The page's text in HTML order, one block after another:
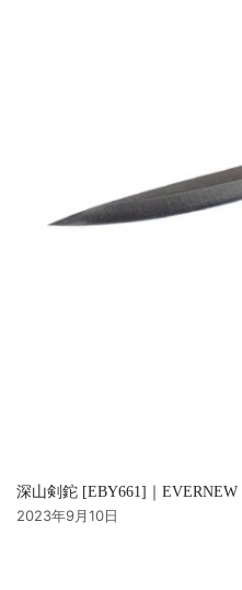
深山剣鉈 [EBY661]｜EVERNEW
2023年9月10日